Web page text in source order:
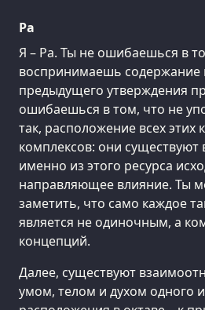
Ра
Я – Ра. Ты не ошибаешься в
воспринимаешь содержание
предыдущего утверждения
ошибаешься в том, что не
так, расположение всех этих
комплексов: они существуют
именно из этого ресурса
направляющее влияние. Ты
заметить, что само каждое
является не одиночным, а
концепций.
Далее, существуют
умом, телом и духом одного